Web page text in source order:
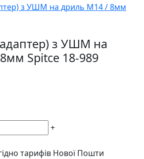
з УШМ на
Spitce 18-989
+
тарифів Нової Пошти